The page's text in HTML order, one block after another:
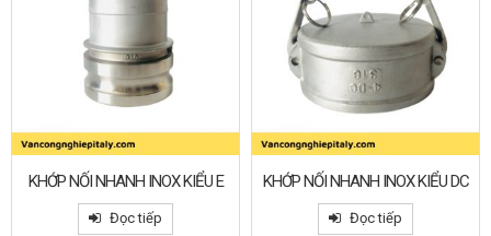
KHỚP NỐI NHANH INOX KIỂU E
Đọc tiếp
KHỚP NỐI NHANH INOX KIỂU DC
Đọc tiếp